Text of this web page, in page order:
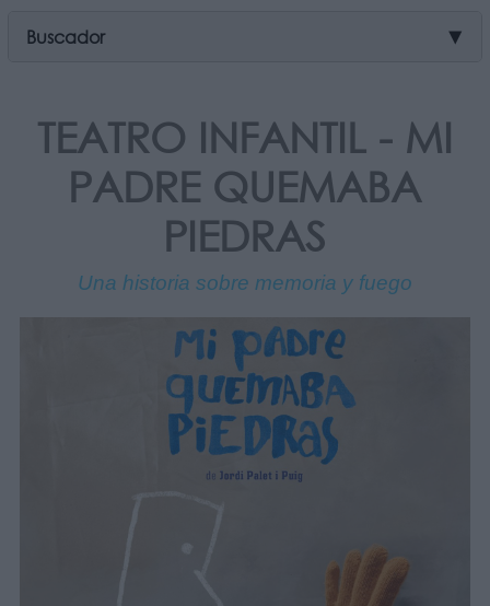
Buscador ▼
TEATRO INFANTIL - MI
PADRE QUEMABA
PIEDRAS
Una historia sobre memoria y fuego